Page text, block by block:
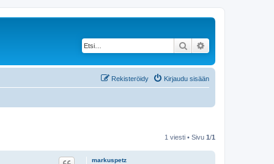
Etsi
Kirjaudu sisään
Rekisteröidy
1 viesti • Sivu 1/1
markuspetz